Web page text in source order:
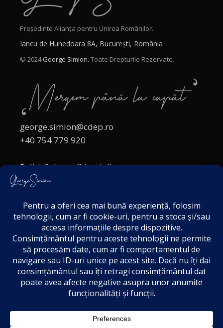
Președinte Alianța pentru Unirea Românilor.
Iancu de Hunedoara 8A, București, România
© 2024George Simion. Toate Drepturile Rezervate.
george.simion@cdep.ro
+40 754 779 920
Politică de confidențialitate
Politica cookies
Acordul de markting
Disclaimer